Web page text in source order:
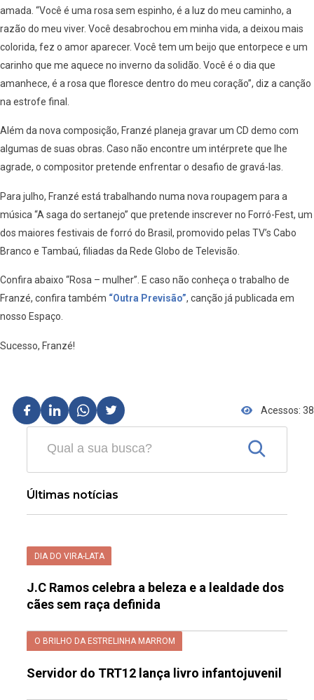
amada. “Você é uma rosa sem espinho, é a luz do meu caminho, a
razão do meu viver. Você desabrochou em minha vida, a deixou mais
colorida, fez o amor aparecer. Você tem um beijo que entorpece e um
carinho que me aquece no inverno da solidão. Você é o dia que
amanhece, é a rosa que floresce dentro do meu coração”, diz a canção
na estrofe final.
Além da nova composição, Franzé planeja gravar um CD demo com
algumas de suas obras. Caso não encontre um intérprete que lhe
agrade, o compositor pretende enfrentar o desafio de gravá-las.
Para julho, Franzé está trabalhando numa nova roupagem para a
música “A saga do sertanejo” que pretende inscrever no Forró-Fest, um
dos maiores festivais de forró do Brasil, promovido pelas TV’s Cabo
Branco e Tambaú, filiadas da Rede Globo de Televisão.
Confira abaixo “Rosa – mulher”. E caso não conheça o trabalho de
Franzé, confira também “Outra Previsão”, canção já publicada em
nosso Espaço.
Sucesso, Franzé!
Acessos: 38
Últimas notícias
DIA DO VIRA-LATA
J.C Ramos celebra a beleza e a lealdade dos
cães sem raça definida
O BRILHO DA ESTRELINHA MARROM
Servidor do TRT12 lança livro infantojuvenil